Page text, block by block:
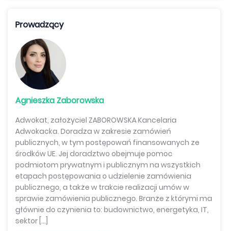
Prowadzący
Agnieszka Zaborowska
Adwokat, założyciel ZABOROWSKA Kancelaria
Adwokacka. Doradza w zakresie zamówień
publicznych, w tym postępowań finansowanych ze
środków UE. Jej doradztwo obejmuje pomoc
podmiotom prywatnym i publicznym na wszystkich
etapach postępowania o udzielenie zamówienia
publicznego, a także w trakcie realizacji umów w
sprawie zamówienia publicznego. Branże z którymi ma
głównie do czynienia to: budownictwo, energetyka, IT,
sektor […]